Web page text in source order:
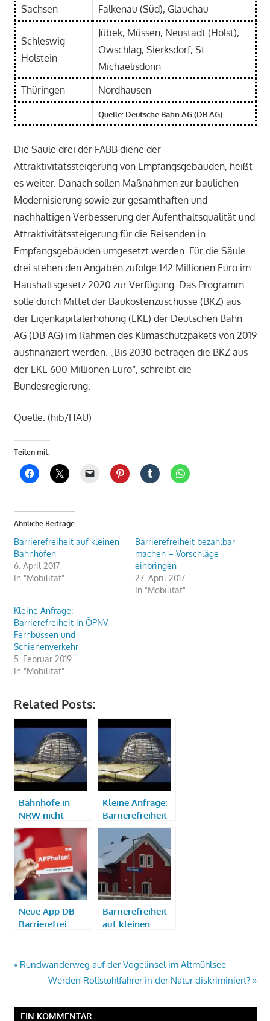
Sachsen Falkenau (Süd), Glauchau
Schleswig-
Holstein
Jübek, Müssen, Neustadt (Holst),
Owschlag, Sierksdorf, St.
Michaelisdonn
Thüringen
Nordhausen
Quelle: Deutsche Bahn AG (DB AG)
Die Säule drei der FABB diene der
Attraktivitätssteigerung von Empfangsgebäuden, heißt
es weiter. Danach sollen Maßnahmen zur baulichen
Modernisierung sowie zur gesamthaften und
nachhaltigen Verbesserung der Aufenthaltsqualität und
Attraktivitätssteigerung für die Reisenden in
Empfangsgebäuden umgesetzt werden. Für die Säule
drei stehen den Angaben zufolge 142 Millionen Euro im
Haushaltsgesetz 2020 zur Verfügung. Das Programm
solle durch Mittel der Baukostenzuschüsse (BKZ) aus
der Eigenkapitalerhöhung (EKE) der Deutschen Bahn
AG (DB AG) im Rahmen des Klimaschutzpakets von 2019
ausfinanziert werden. „Bis 2030 betragen die BKZ aus
der EKE 600 Millionen Euro“, schreibt die
Bundesregierung.
Quelle: (hib/HAU)
Teilen mit:
Ähnliche Beiträge
Barrierefreiheit auf kleinen
Bahnhöfen
6. April 2017
In "Mobilität"
Barrierefreiheit bezahlbar
machen – Vorschläge
einbringen
27. April 2017
In "Mobilität"
Kleine Anfrage:
Barrierefreiheit in ÖPNV,
Fernbussen und
Schienenverkehr
5. Februar 2019
In "Mobilität"
Related Posts:
Bahnhöfe in
NRW nicht
barrierefrei
Kleine Anfrage:
Barrierefreiheit
in ÖPNV,
Fernbussen und
Schienenverkehr
Neue App DB
Barrierefrei:
für Reisende mit
Mobilitätseinschränkungen
Barrierefreiheit
auf kleinen
Beitragsnavigation
Vorheriger
Beitrag:
Rundwanderweg auf der Vogelinsel im Altmühlsee
Nächster
Beitrag:
Werden Rollstuhlfahrer in der Natur diskriminiert?
EIN KOMMENTAR